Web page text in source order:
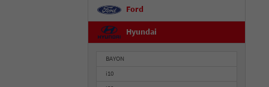
Ford
Hyundai
BAYON
i10